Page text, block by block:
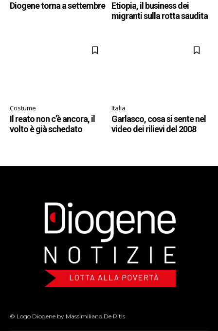
Diogene torna a settembre
Etiopia, il business dei
migranti sulla rotta saudita
Costume
Il reato non c’è ancora, il
volto è già schedato
Italia
Garlasco, cosa si sente nel
video dei rilievi del 2008
© Logo Diogene by Massimiliano De Ritis